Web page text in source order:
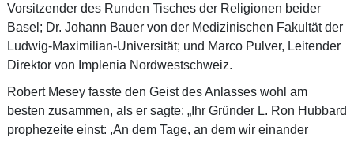
Vorsitzender des Runden Tisches der Religionen beider
Basel; Dr. Johann Bauer von der Medizinischen Fakultät der
Ludwig-Maximilian-Universität; und Marco Pulver, Leitender
Direktor von Implenia Nordwestschweiz.
Robert Mesey fasste den Geist des Anlasses wohl am
besten zusammen, als er sagte: „Ihr Gründer L. Ron Hubbard
prophezeite einst: ,An dem Tage, an dem wir einander